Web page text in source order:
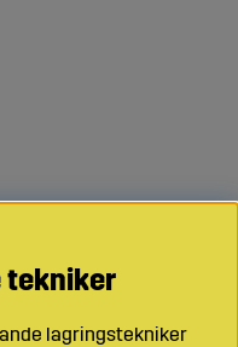
tekniker
lagringstekniker